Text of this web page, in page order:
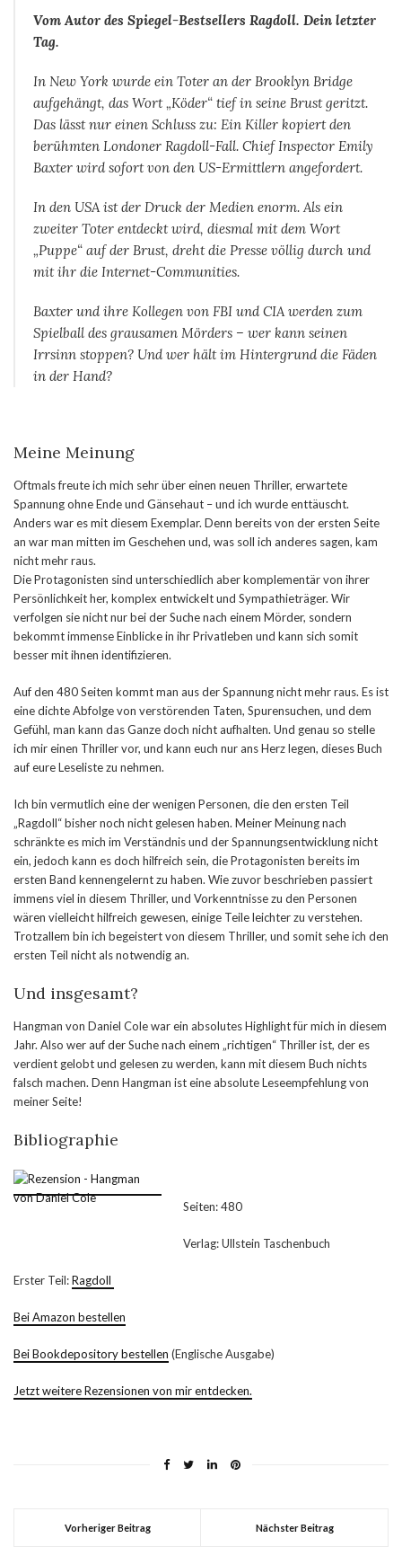
Vom Autor des Spiegel-Bestsellers Ragdoll. Dein letzter
Tag.
In New York wurde ein Toter an der Brooklyn Bridge
aufgehängt, das Wort „Köder“ tief in seine Brust geritzt.
Das lässt nur einen Schluss zu: Ein Killer kopiert den
berühmten Londoner Ragdoll-Fall. Chief Inspector Emily
Baxter wird sofort von den US-Ermittlern angefordert.
In den USA ist der Druck der Medien enorm. Als ein
zweiter Toter entdeckt wird, diesmal mit dem Wort
„Puppe“ auf der Brust, dreht die Presse völlig durch und
mit ihr die Internet-Communities.
Baxter und ihre Kollegen von FBI und CIA werden zum
Spielball des grausamen Mörders – wer kann seinen
Irrsinn stoppen? Und wer hält im Hintergrund die Fäden
in der Hand?
Meine Meinung
Oftmals freute ich mich sehr über einen neuen Thriller, erwartete
Spannung ohne Ende und Gänsehaut – und ich wurde enttäuscht.
Anders war es mit diesem Exemplar. Denn bereits von der ersten Seite
an war man mitten im Geschehen und, was soll ich anderes sagen, kam
nicht mehr raus.
Die Protagonisten sind unterschiedlich aber komplementär von ihrer
Persönlichkeit her, komplex entwickelt und Sympathieträger. Wir
verfolgen sie nicht nur bei der Suche nach einem Mörder, sondern
bekommt immense Einblicke in ihr Privatleben und kann sich somit
besser mit ihnen identifizieren.
Auf den 480 Seiten kommt man aus der Spannung nicht mehr raus. Es ist
eine dichte Abfolge von verstörenden Taten, Spurensuchen, und dem
Gefühl, man kann das Ganze doch nicht aufhalten. Und genau so stelle
ich mir einen Thriller vor, und kann euch nur ans Herz legen, dieses Buch
auf eure Leseliste zu nehmen.
Ich bin vermutlich eine der wenigen Personen, die den ersten Teil
„Ragdoll“ bisher noch nicht gelesen haben. Meiner Meinung nach
schränkte es mich im Verständnis und der Spannungsentwicklung nicht
ein, jedoch kann es doch hilfreich sein, die Protagonisten bereits im
ersten Band kennengelernt zu haben. Wie zuvor beschrieben passiert
immens viel in diesem Thriller, und Vorkenntnisse zu den Personen
wären vielleicht hilfreich gewesen, einige Teile leichter zu verstehen.
Trotzallem bin ich begeistert von diesem Thriller, und somit sehe ich den
ersten Teil nicht als notwendig an.
Und insgesamt?
Hangman von Daniel Cole war ein absolutes Highlight für mich in diesem
Jahr. Also wer auf der Suche nach einem „richtigen“ Thriller ist, der es
verdient gelobt und gelesen zu werden, kann mit diesem Buch nichts
falsch machen. Denn Hangman ist eine absolute Leseempfehlung von
meiner Seite!
Bibliographie
Seiten: 480
Verlag: Ullstein Taschenbuch
Erster Teil:Ragdoll
Bei Amazon bestellen
Bei Bookdepository bestellen (Englische Ausgabe)
Jetzt weitere Rezensionen von mir entdecken.
Vorheriger Beitrag Nächster Beitrag